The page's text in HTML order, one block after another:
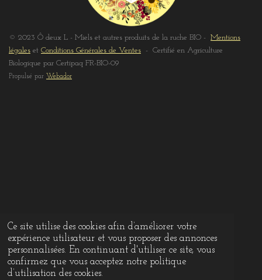
Ce site utilise des cookies afin d’améliorer votre
expérience utilisateur et vous proposer des annonces
personnalisées. En continuant d'utiliser ce site, vous
confirmez que vous acceptez notre politique
d’utilisation des cookies.
© 2023 Ô deux L - Miels et autres produits de la ruche BIO - Mentions
légales et Conditions Générales de Ventes - Certifié en Agriculture
Biologique par Certipaq FR-BIO-09
Propulsé par Webador